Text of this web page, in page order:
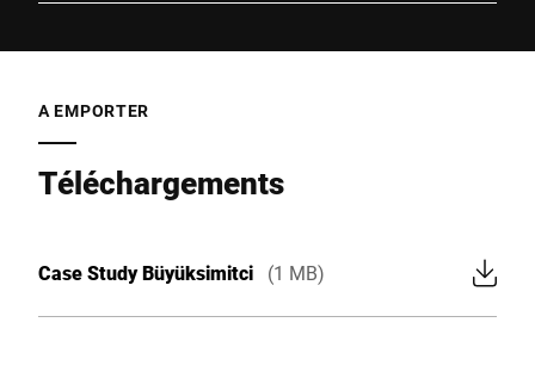
A EMPORTER
Téléchargements
Case Study Büyüksimitci (1 MB)